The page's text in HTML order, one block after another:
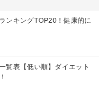
ンキングTOP20！健康的に
覧表【低い順】ダイエット